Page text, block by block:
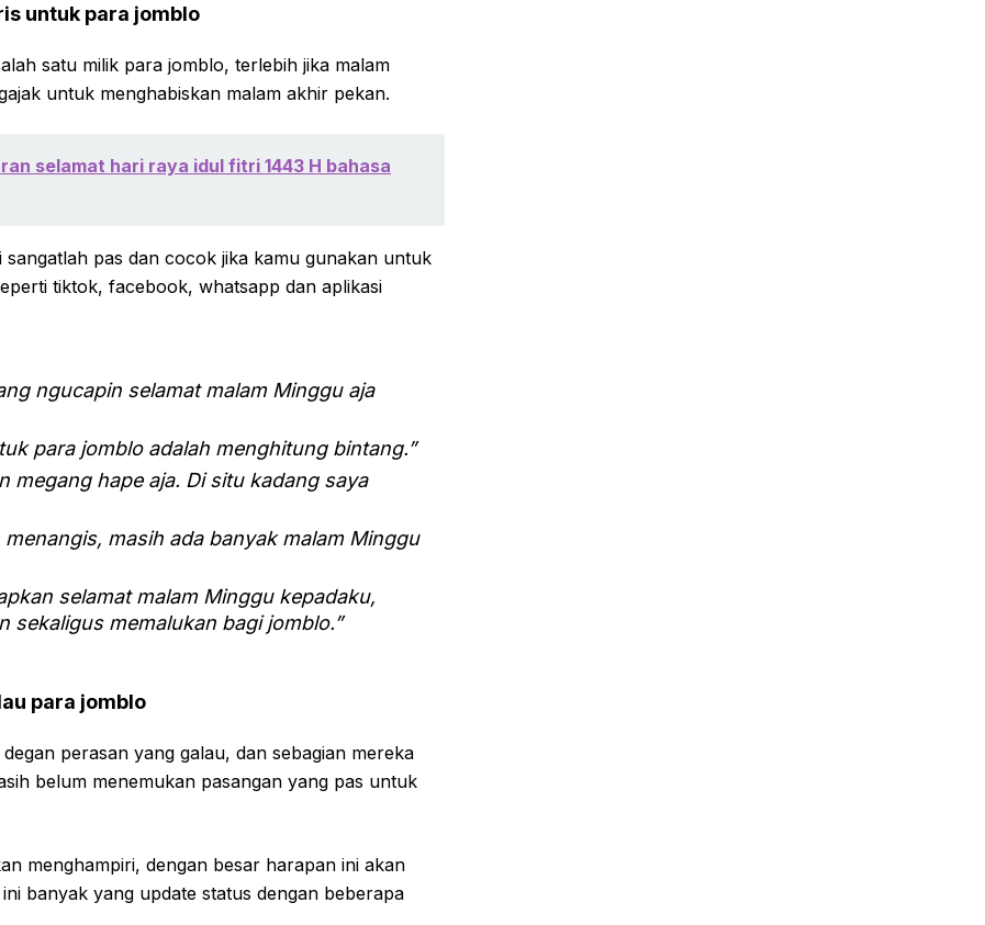
untuk para jomblo
satu milik para jomblo, terlebih jika malam
untuk menghabiskan malam akhir pekan.
selamat hari raya idul fitri 1443 H bahasa
pas dan cocok jika kamu gunakan untuk
tiktok, facebook, whatsapp dan aplikasi
ngucapin selamat malam Minggu aja
para jomblo adalah menghitung bintang.”
megang hape aja. Di situ kadang saya
masih ada banyak malam Minggu
selamat malam Minggu kepadaku,
sekaligus memalukan bagi jomblo.”
para jomblo
perasan yang galau, dan sebagian mereka
belum menemukan pasangan yang pas untuk
menghampiri, dengan besar harapan ini akan
banyak yang update status dengan beberapa